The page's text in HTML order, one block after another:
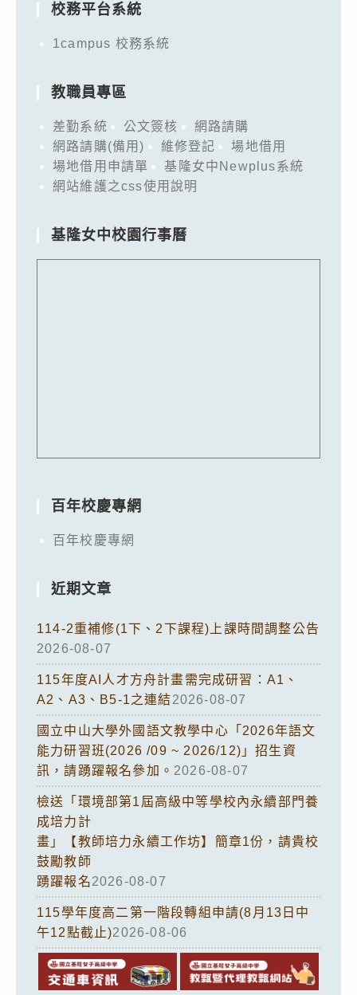
校務平台系統
1campus 校務系統
教職員專區
差勤系統 公文簽核
網路請購
網路請購(備用)
維修登記
場地借用
場地借用申請單
基隆女中Newplus系統
網站維護之css使用說明
基隆女中校園行事曆
百年校慶專網
百年校慶專網
近期文章
114-2重補修(1下、2下課程)上課時間調整公告
2026-08-07
115年度AI人才方舟計畫需完成研習：A1、
A2、A3、B5-1之連結2026-08-07
國立中山大學外國語文教學中心「2026年語文
能力研習班(2026 /09 ~ 2026/12)」招生資
訊，請踴躍報名參加。 2026-08-07
檢送「環境部第1屆高級中等學校內永續部門養
成培力計
畫」【教師培力永續工作坊】簡章1份，請貴校
鼓勵教師
踴躍報名2026-08-07
115學年度高二第一階段轉組申請(8月13日中
午12點截止)2026-08-06